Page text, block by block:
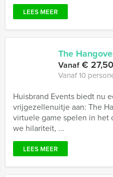
LEES MEER
The
Vanaf€ 27,50
Vanaf 10
Huisbrand Events biedt nu
vrijgezellenuitje aan: The
virtuele game spelen in het
we hilariteit, ...
LEES MEER